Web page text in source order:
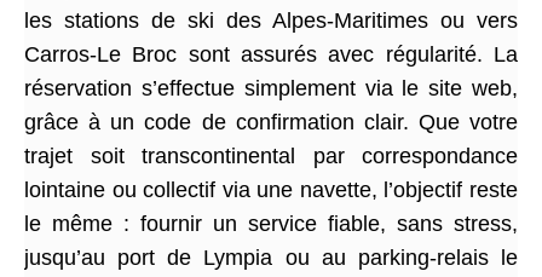
les stations de ski des Alpes-Maritimes ou vers
Carros-Le Broc sont assurés avec régularité. La
réservation s’effectue simplement via le site web,
grâce à un code de confirmation clair. Que votre
trajet soit transcontinental par correspondance
lointaine ou collectif via une navette, l’objectif reste
le même : fournir un service fiable, sans stress,
jusqu’au port de Lympia ou au parking-relais le